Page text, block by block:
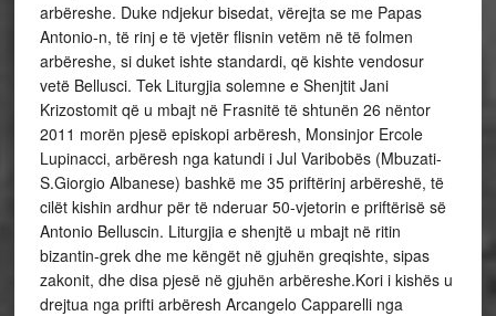
arbëreshe. Duke ndjekur bisedat, vërejta se me Papas
Antonio-n, të rinj e të vjetër flisnin vetëm në të folmen
arbëreshe, si duket ishte standardi, që kishte vendosur
vetë Bellusci. Tek Liturgjia solemne e Shenjtit Jani
Krizostomit që u mbajt në Frasnitë të shtunën 26 nëntor
2011 morën pjesë episkopi arbëresh, Monsinjor Ercole
Lupinacci, arbëresh nga katundi i Jul Varibobës (Mbuzati-
S.Giorgio Albanese) bashkë me 35 priftërinj arbëreshë, të
cilët kishin ardhur për të nderuar 50-vjetorin e priftërisë së
Antonio Belluscin. Liturgjia e shenjtë u mbajt në ritin
bizantin-grek dhe me këngët në gjuhën greqishte, sipas
zakonit, dhe disa pjesë në gjuhën arbëreshe.Kori i kishës u
drejtua nga prifti arbëresh Arcangelo Capparelli nga